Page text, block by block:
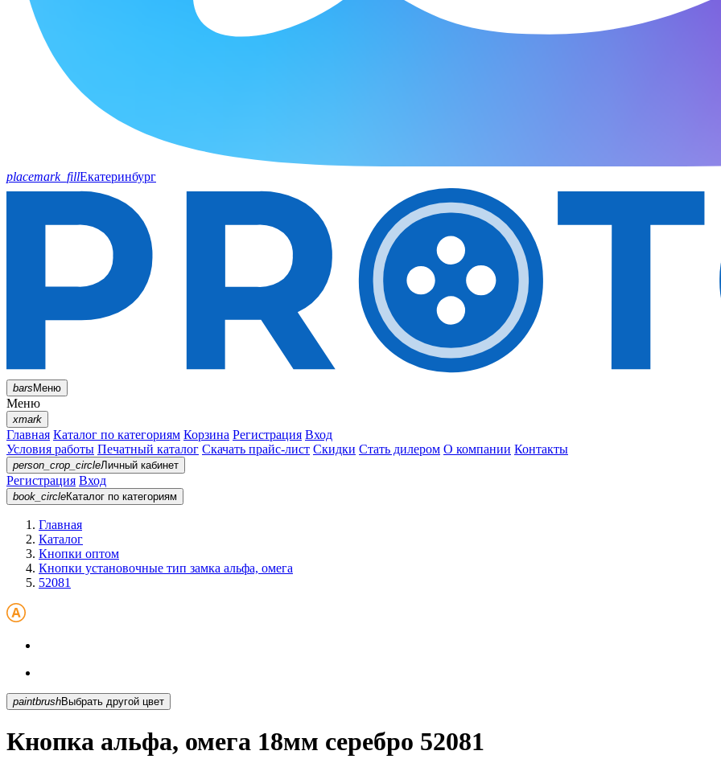
placemark_fillЕкатеринбург
barsМеню
Меню
xmark
Главная Каталог по категориям Корзина Регистрация Вход
Условия работы Печатный каталог Скачать прайс-лист Скидки Стать дилером О компании Контакты
person_crop_circleЛичный кабинет
Регистрация Вход
book_circleКаталог по категориям
Главная
Каталог
Кнопки оптом
Кнопки установочные тип замка альфа, омега
52081
paintbrush Выбрать другой цвет
Кнопка альфа, омега 18мм серебро 52081